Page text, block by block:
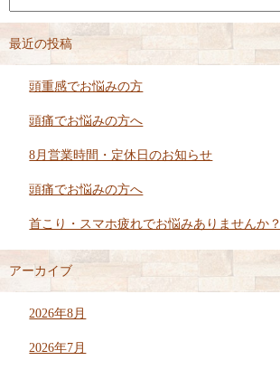
最近の投稿
頭重感でお悩みの方
頭痛でお悩みの方へ
8月営業時間・定休日のお知らせ
頭痛でお悩みの方へ
首こり・スマホ疲れでお悩みありませんか？
アーカイブ
2026年8月
2026年7月